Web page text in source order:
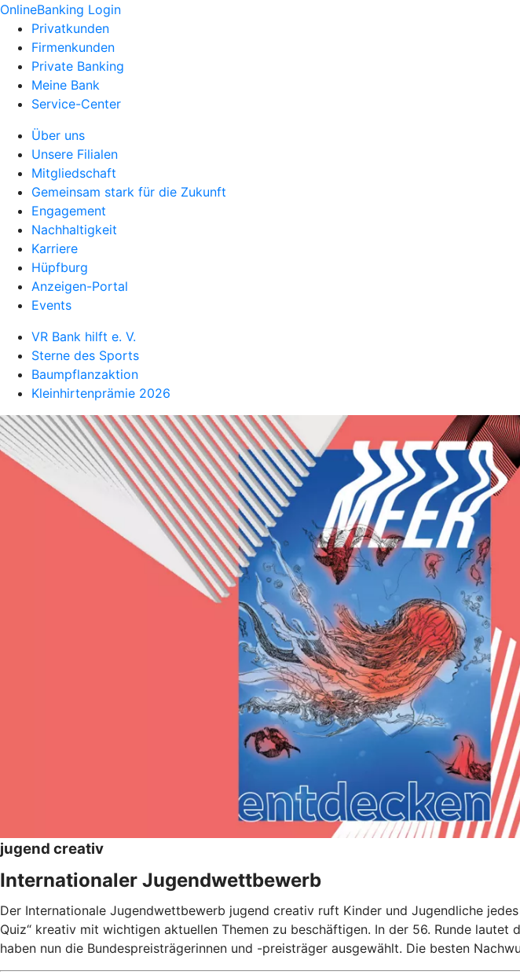
OnlineBanking Login
Privatkunden
Firmenkunden
Private Banking
Meine Bank
Service-Center
Über uns
Unsere Filialen
Mitgliedschaft
Gemeinsam stark für die Zukunft
Engagement
Nachhaltigkeit
Karriere
Hüpfburg
Anzeigen-Portal
Events
VR Bank hilft e. V.
Sterne des Sports
Baumpflanzaktion
Kleinhirtenprämie 2026
jugend creativ
Internationaler Jugendwettbewerb
Der Internationale Jugendwettbewerb jugend creativ ruft Kinder und Jugendliche
Quiz“ kreativ mit wichtigen aktuellen Themen zu beschäftigen. In der 56. Runde lautet
haben nun die Bundespreisträgerinnen und -preisträger ausgewählt. Die besten